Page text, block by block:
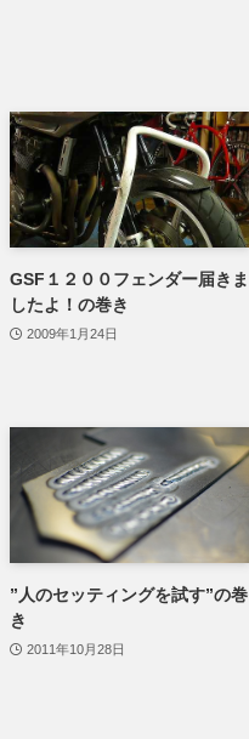
GSF１２００フェンダー届きま
したよ！の巻き
2009年1月24日
”人のセッティングを試す”の巻
き
2011年10月28日